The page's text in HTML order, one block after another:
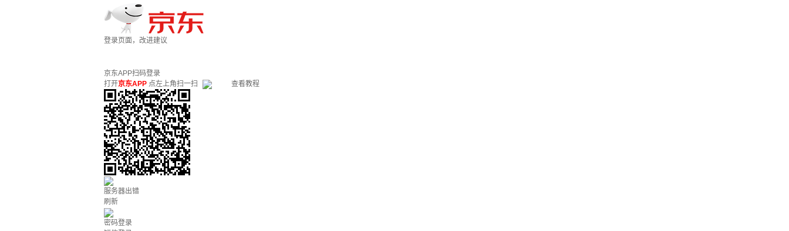
登录页面，改进建议
京东APP扫码登录
打开京东APP 点左上角扫一扫 查看教程
服务器出错
刷新
密码登录